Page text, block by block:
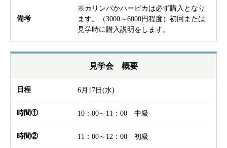
備考
※カリンバかハーピカは必ず購入となり
ます。（3000～6000円程度）初回または
見学時に購入説明をします。
見学会 概要
日程 6月17日(水)
時間① 10：00～11：00 中級
時間② 11：00～12：00 初級